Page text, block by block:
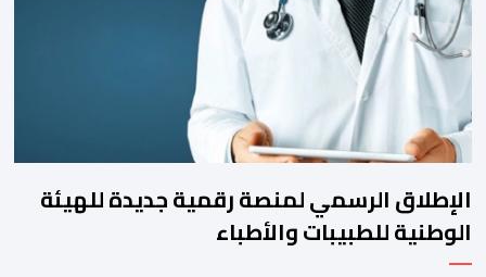
الإطلاق الرسمي لمنصة رقمية جديدة للهيئة
الوطنية للطبيبات والأطباء